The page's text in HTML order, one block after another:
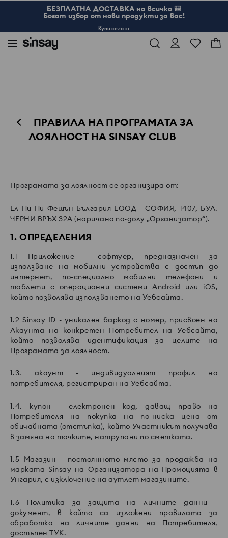
БЕЗПЛАТНА ДОСТАВКА на всичко 🎒
Богат избор от нови продукти за вас!
Купи сега >>
ПРАВИЛА НА ПРОГРАМАТА ЗА
ЛОЯЛНОСТ НА SINSAY CLUB
Програмата за лоялност се организира от:
Ел Пи Пи Фешън България ЕООД - СОФИЯ, 1407, БУЛ.
ЧЕРНИ ВРЪХ 32А (наричано по-долу „Организатор“).
1. ОПРЕДЕЛЕНИЯ
1.1 Приложение - софтуер, предназначен за
използване на мобилни устройства с достъп до
интернет, по-специално мобилни телефони и
таблети с операционни системи Android или iOS,
който позволява използването на Уебсайта.
1.2 Sinsay ID - уникален баркод с номер, присвоен на
Акаунта на конкретен Потребител на Уебсайта,
който позволява идентификация за целите на
Програмата за лоялност.
1.3. акаунт - индивидуалният профил на
потребителя, регистриран на Уебсайта.
1.4. купон - електронен код, даващ право на
Потребителя на покупка на по-ниска цена от
обичайната (отстъпка), който Участникът получава
в замяна на точките, натрупани по сметката.
1.5 Магазин - постоянното място за продажба на
марката Sinsay на Организатора на Промоцията в
Унгария, с изключение на аутлет магазините.
1.6 Политика за защита на личните данни -
документ, в който са изложени правилата за
обработка на личните данни на Потребителя,
достъпенТУК.